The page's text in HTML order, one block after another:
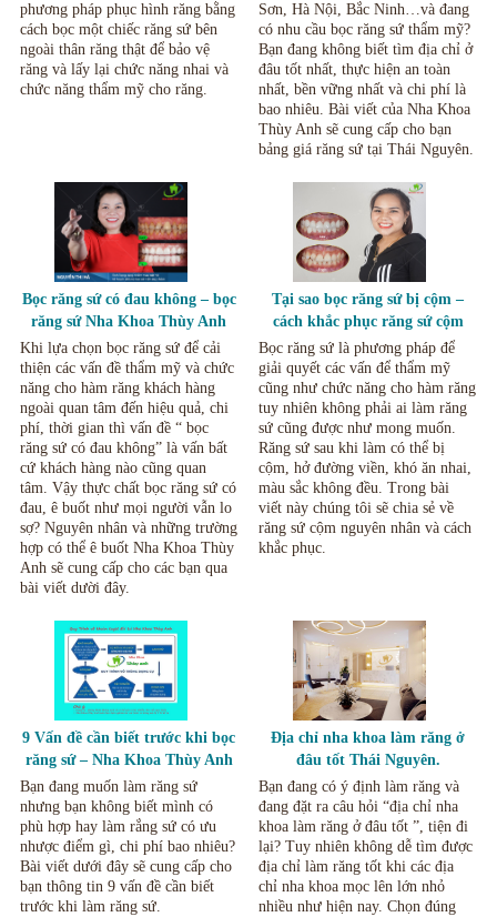
phương pháp phục hình răng bằng
cách bọc một chiếc răng sứ bên
ngoài thân răng thật để bảo vệ
răng và lấy lại chức năng nhai và
chức năng thẩm mỹ cho răng.
Sơn, Hà Nội, Bắc Ninh…và đang
có nhu cầu bọc răng sứ thẩm mỹ?
Bạn đang không biết tìm địa chỉ ở
đâu tốt nhất, thực hiện an toàn
nhất, bền vững nhất và chi phí là
bao nhiêu. Bài viết của Nha Khoa
Thùy Anh sẽ cung cấp cho bạn
bảng giá răng sứ tại Thái Nguyên.
Bọc răng sứ có đau không – bọc
răng sứ Nha Khoa Thùy Anh
Thái Nguyên.
Khi lựa chọn bọc răng sứ để cải
thiện các vấn đề thẩm mỹ và chức
năng cho hàm răng khách hàng
ngoài quan tâm đến hiệu quả, chi
phí, thời gian thì vấn đề “ bọc
răng sứ có đau không” là vấn bất
cứ khách hàng nào cũng quan
tâm. Vậy thực chất bọc răng sứ có
đau, ê buốt như mọi người vẫn lo
sợ? Nguyên nhân và những trường
hợp có thể ê buốt Nha Khoa Thùy
Anh sẽ cung cấp cho các bạn qua
bài viết dười đây.
Tại sao bọc răng sứ bị cộm –
cách khắc phục răng sứ cộm
Thái Nguyên.
Bọc răng sứ là phương pháp để
giải quyết các vấn để thẩm mỹ
cũng như chức năng cho hàm răng
tuy nhiên không phải ai làm răng
sứ cũng được như mong muốn.
Răng sứ sau khi làm có thể bị
cộm, hở đường viền, khó ăn nhai,
màu sắc không đều. Trong bài
viết này chúng tôi sẽ chia sẻ về
răng sứ cộm nguyên nhân và cách
khắc phục.
9 Vấn đề cần biết trước khi bọc
răng sứ – Nha Khoa Thùy Anh
Thái Nguyên
Bạn đang muốn làm răng sứ
nhưng bạn không biết mình có
phù hợp hay làm rắng sứ có ưu
nhược điểm gì, chi phí bao nhiêu?
Bài viết dưới đây sẽ cung cấp cho
bạn thông tin 9 vấn đề cần biết
trước khi làm răng sứ.
Địa chỉ nha khoa làm răng ở
đâu tốt Thái Nguyên.
Bạn đang có ý định làm răng và
đang đặt ra câu hỏi “địa chỉ nha
khoa làm răng ở đâu tốt ”, tiện đi
lại? Tuy nhiên không dễ tìm được
địa chỉ làm răng tốt khi các địa
chỉ nha khoa mọc lên lớn nhỏ
nhiều như hiện nay. Chọn đúng